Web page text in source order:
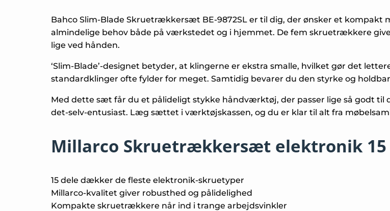
Bahco Slim-Blade Skruetrækkersæt BE-9872SL er til dig, der ønsker et
almindelige behov både på værkstedet og i hjemmet. De fem skruetrækkere
lige ved hånden.
‘Slim-Blade’-designet betyder, at klingerne er ekstra smalle, hvilket gør det
standardklinger ofte fylder for meget. Samtidig bevarer du den styrke og
Med dette sæt får du et pålideligt stykke håndværktøj, der passer lige så godt til
det-selv-entusiast. Læg sættet i værktøjskassen, og du er klar til alt fra
Millarco Skruetrækkersæt elektronik 15
15 dele dækker de fleste elektronik-skruetyper
Millarco-kvalitet giver robusthed og pålidelighed
Kompakte skruetrækkere når ind i trange arbejdsvinkler